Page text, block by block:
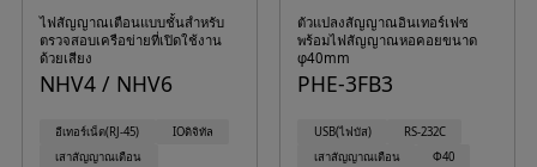
ไฟสัญญาณเตือนแบบชั้นสำหรับ
ตรวจสอบเครือข่ายที่เปิดใช้งาน
ด้วยเสียง
NHV4 / NHV6
อีเทอร์เน็ต(RJ-45)
IOดิจิทัล
เสาสัญญาณเตือน
ตัวแปลงสัญญาณอินเทอร์เฟซ
พร้อมไฟสัญญาณหอคอยขนาด
φ40mm
PHE-3FB3
USB(ไฟบัส)
RS-232C
เสาสัญญาณเตือน
Φ40